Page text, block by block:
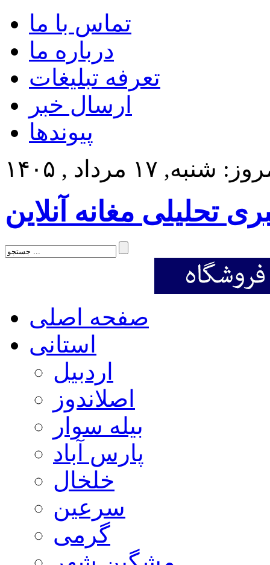
تماس با ما
درباره ما
تعرفه تبلیغات
ارسال خبر
پیوندها
شنبه, ۱۷ مرداد , ۱۴۰۵
تحلیلی مغانه آنلاین
صفحه اصلی
استانی
اردبیل
اصلاندوز
بیله سوار
پارس آباد
خلخال
سرعین
گرمی